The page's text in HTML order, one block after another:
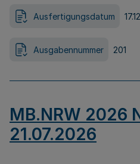
Ausfertigungsdatum
Ausgabennummer 201
MB.NRW 2026
21.07.2026